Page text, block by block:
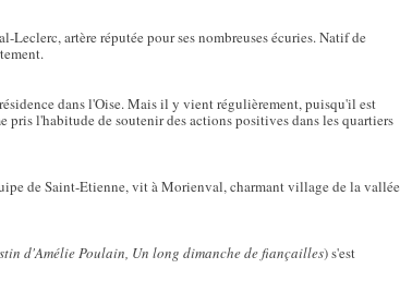
artère réputée pour ses nombreuses écuries. Natif de
dans l'Oise. Mais il y vient régulièrement, puisqu'il est
pris l'habitude de soutenir des actions positives dans les quartiers
de Saint-Etienne, vit à Morienval, charmant village de la vallée
d'Amélie Poulain, Un long dimanche de fiançailles) s'est